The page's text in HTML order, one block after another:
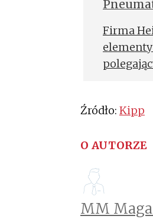
Firma
też
Źródło: Kipp
O AUTORZE
MM